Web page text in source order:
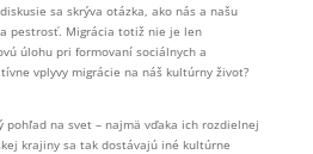
sa skrýva otázka, ako nás a našu
pestrosť. Migrácia totiž nie je len
úlohu pri formovaní sociálnych a
vplyvy migrácie na náš kultúrny život?
pohľad na svet – najmä vďaka ich rozdielnej
krajiny sa tak dostávajú iné kultúrne